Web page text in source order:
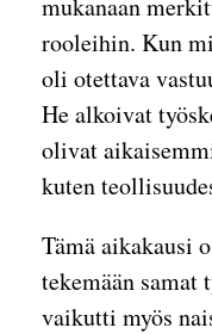
mukanaan
rooleihin. Kun
oli otettava
He alkoivat
olivat
kuten
Tämä aikakausi
tekemään samat
vaikutti myös